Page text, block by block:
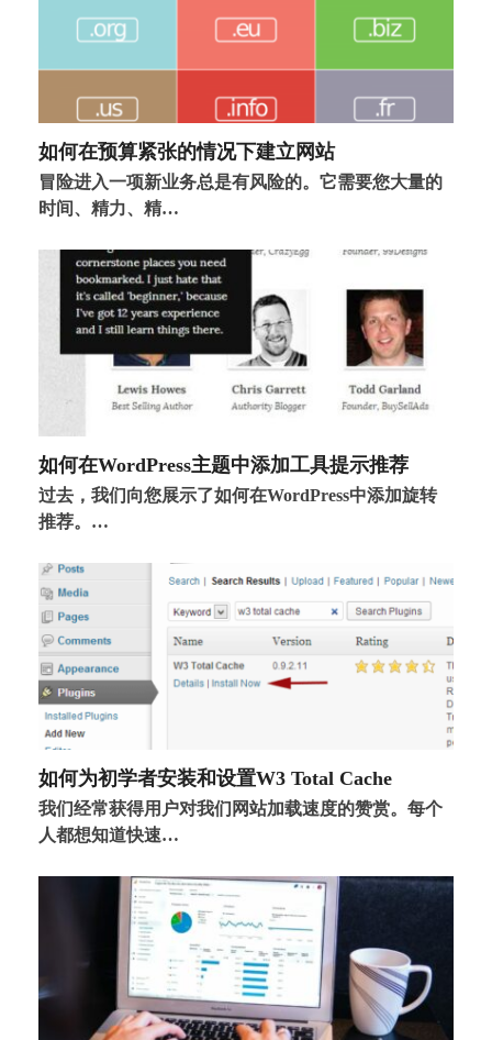
如何在预算紧张的情况下建立网站
冒险进入一项新业务总是有风险的。它需要您大量的
时间、精力、精…
如何在WordPress主题中添加工具提示推荐
过去，我们向您展示了如何在WordPress中添加旋转
推荐。…
如何为初学者安装和设置W3 Total Cache
我们经常获得用户对我们网站加载速度的赞赏。每个
人都想知道快速…